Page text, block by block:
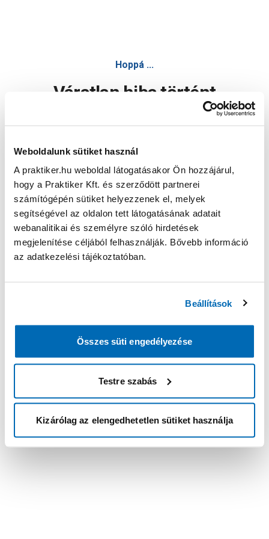
Weboldalunk sütiket használ
A praktiker.hu weboldal látogatásakor Ön hozzájárul,
hogy a Praktiker Kft. és szerződött partnerei
számítógépén sütiket helyezzenek el, melyek
segítségével az oldalon tett látogatásának adatait
webanalitikai és személyre szóló hirdetések
megjelenítése céljából felhasználják. Bővebb információ
az adatkezelési tájékoztatóban.
Beállítások
Összes süti engedélyezése
Testre szabás
Kizárólag az elengedhetetlen sütiket használja
Hoppá ...
Váratlan hiba történt
Oldal újratöltése